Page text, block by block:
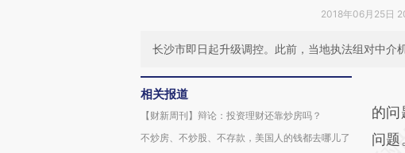
2018年06月25日
长沙市即日起升级调控。此前，当地执法组对中介
相关报道
【财新周刊】辩论：投资理财还靠炒房吗？
不炒房、不炒股、不存款，美国人的钱都去哪儿了
请
的问
问题